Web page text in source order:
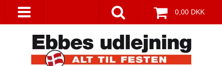
0,00 DKK